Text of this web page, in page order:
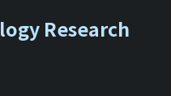
Research